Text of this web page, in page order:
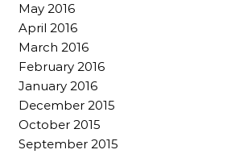
May 2016
April 2016
March 2016
February 2016
January 2016
December 2015
October 2015
September 2015